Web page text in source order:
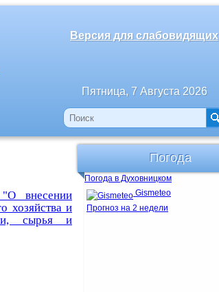
Версия для слабовидящих
Пятница, 7 Августа 2026
внесении
хозяйства и
сырья и
Погода
Погода в Духовницком
Gismeteo
Прогноз на 2 недели